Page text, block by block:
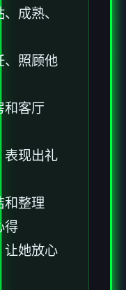
成熟、
、照顾他
和客厅
表现出礼
和整理
得
让她放心